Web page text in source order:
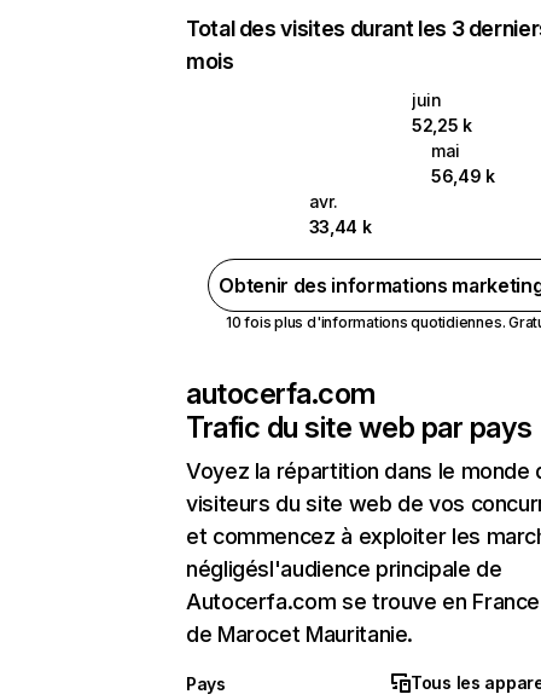
Total des visites durant les 3
mois
juin
52,25 k
mai
56,49 k
avr.
33,44 k
Obtenir des informations
10 fois plus d'informations quotidiennes.
autocerfa.com
Trafic du site web par pays
Voyez la répartition dans le monde
visiteurs du site web de vos
et commencez à exploiter les
négligésl'audience principale de
Autocerfa.com se trouve en
de Marocet Mauritanie.
Pays
Tous les